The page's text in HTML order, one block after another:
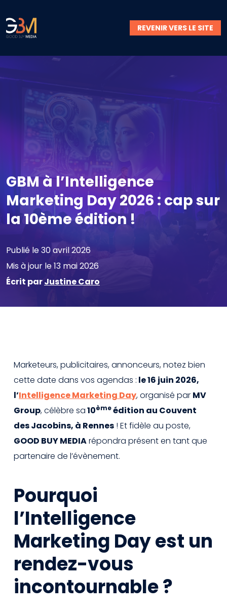
REVENIR VERS LE SITE
GBM à l’Intelligence
Marketing Day 2026 : cap sur
la 10ème édition !
Publié le 30 avril 2026
Mis à jour le 13 mai 2026
Écrit parJustine Caro
Marketeurs, publicitaires, annonceurs, notez bien
cette date dans vos agendas : le 16 juin 2026,
l’Intelligence Marketing Day, organisé par MV
Group, célèbre sa10èmeédition au Couvent
des Jacobins, à Rennes ! Et fidèle au poste,
GOOD BUY MEDIArépondra présent en tant que
partenaire de l’évènement.
Pourquoi
l’Intelligence
Marketing Day est un
rendez-vous
incontournable ?